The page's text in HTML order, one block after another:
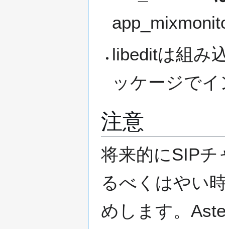
libeditは組み
ッケージで
注意
将来的にSIP
るべくはやい
めします。